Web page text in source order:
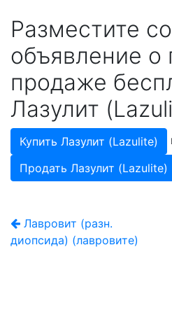
Разместите
объявление о
продаже
Лазулит
Купить Лазулит (Lazulite)
Продать Лазулит (Lazulite)
Лавровит (разн.
диопсида) (лавровите)